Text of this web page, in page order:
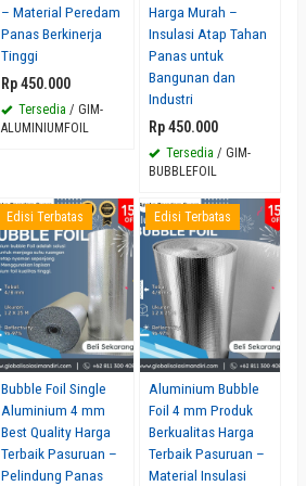
– Material Peredam
Panas Berkinerja
Tinggi
Rp 450.000
Tersedia / GIM-
ALUMINIUMFOIL
Harga Murah –
Insulasi Atap Tahan
Panas untuk
Bangunan dan
Industri
Rp 450.000
Tersedia / GIM-
BUBBLEFOIL
Edisi Terbatas
Bubble Foil Single
Aluminium 4 mm
Best Quality Harga
Terbaik Pasuruan –
Pelindung Panas
Edisi Terbatas
Aluminium Bubble
Foil 4 mm Produk
Berkualitas Harga
Terbaik Pasuruan –
Material Insulasi